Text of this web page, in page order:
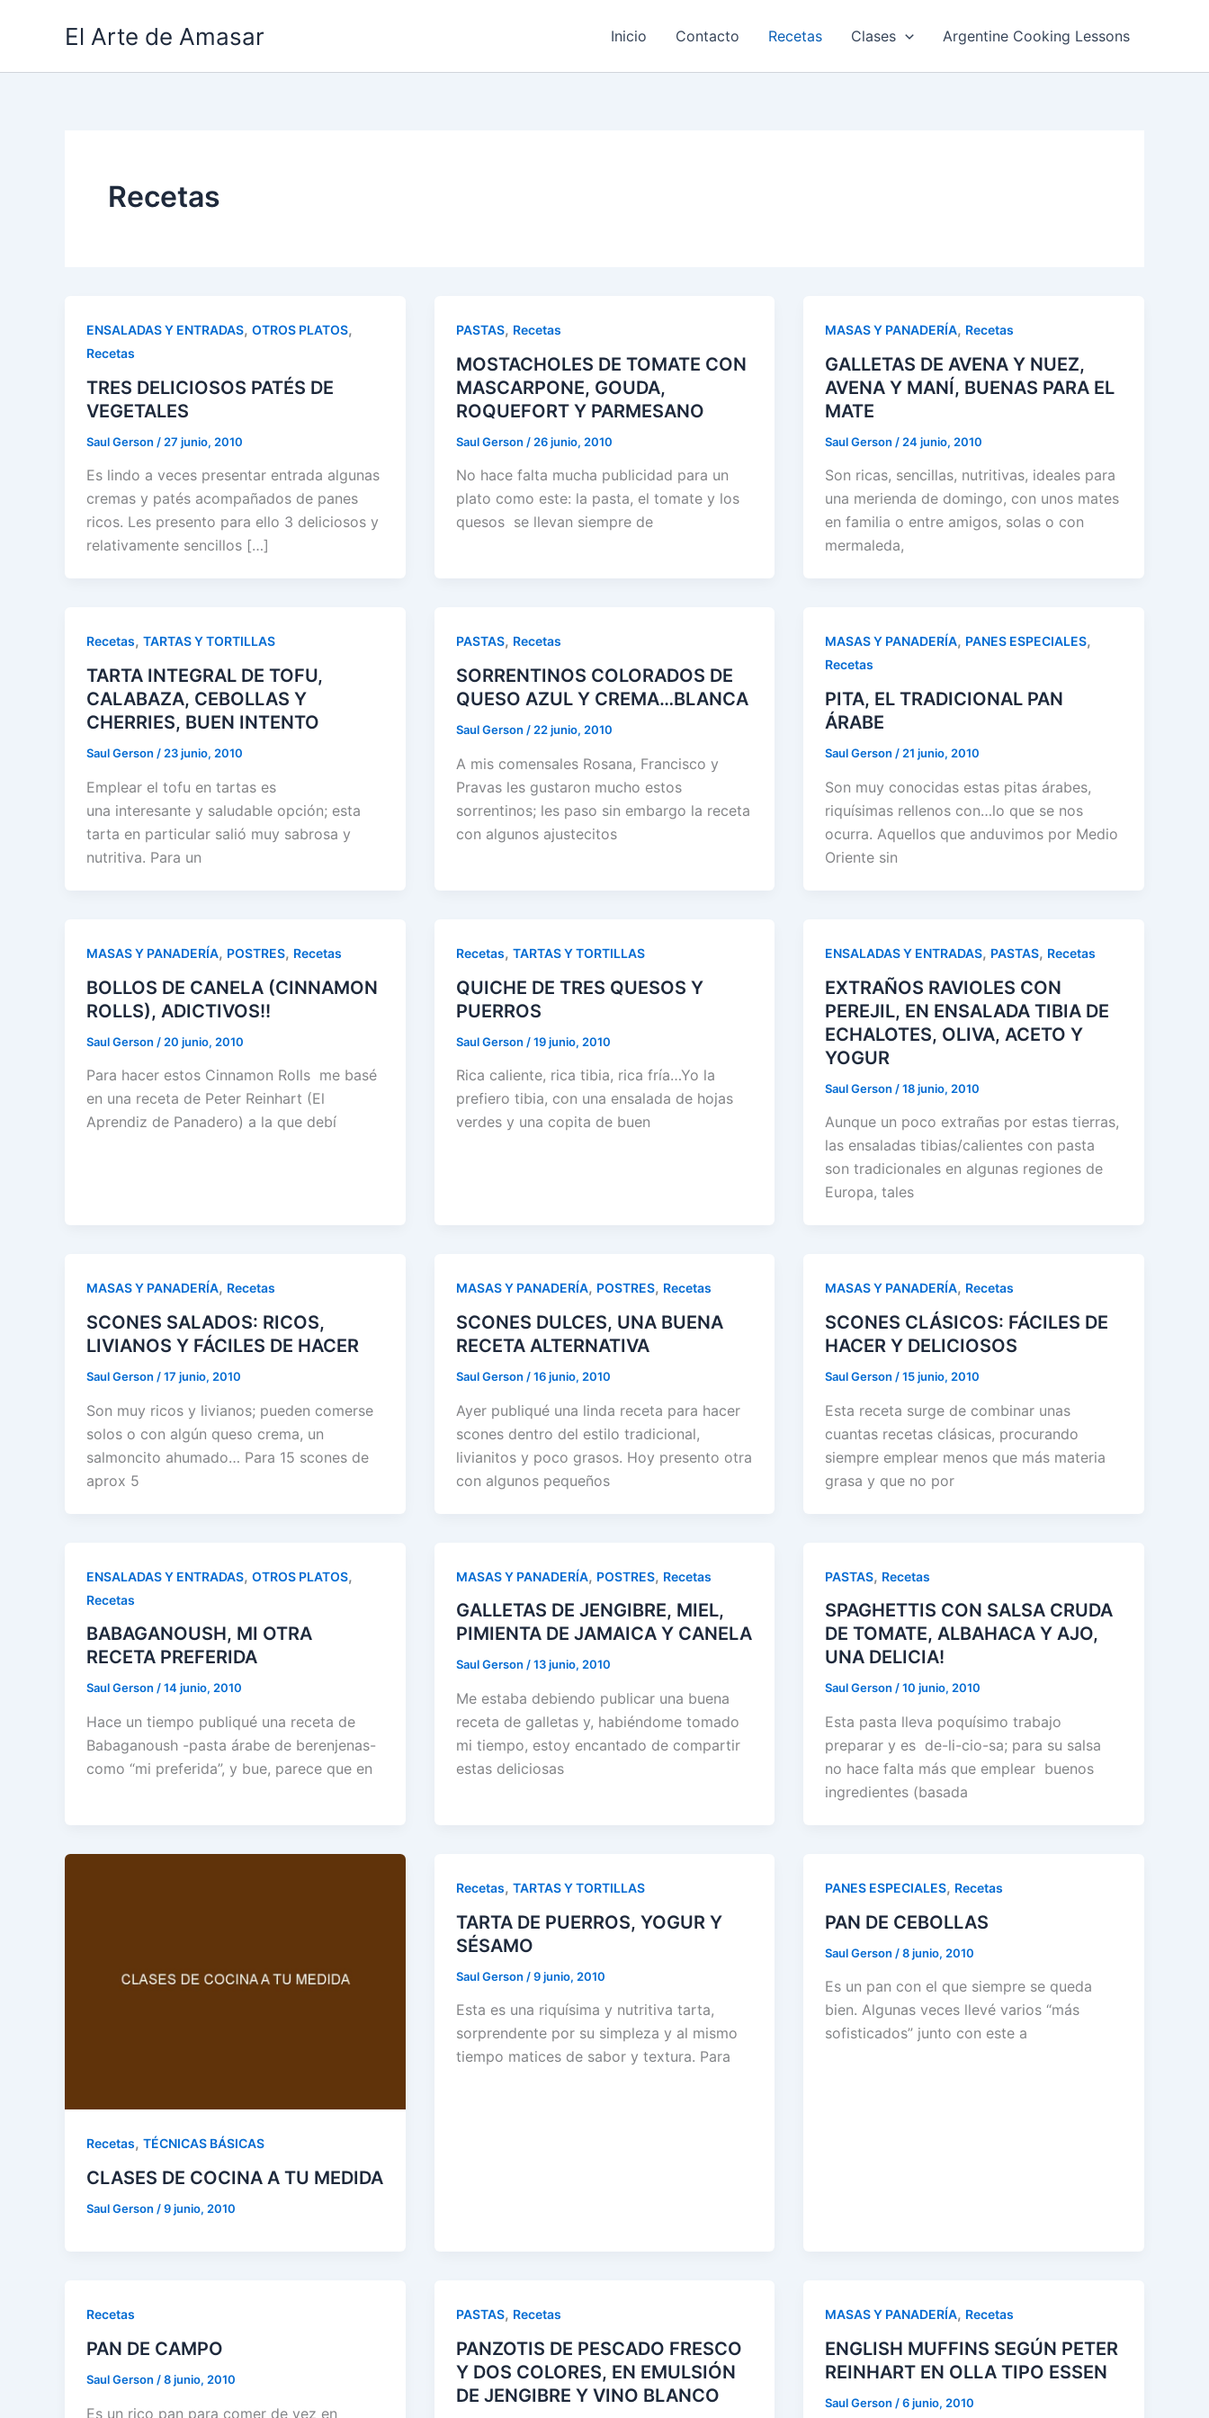
El Arte de Amasar Inicio Contacto Recetas Clases Argentine Cooking Lessons
Recetas
ENSALADAS Y ENTRADAS, OTROS PLATOS,
Recetas
TRES DELICIOSOS PATÉS DE
VEGETALES
Saul Gerson / 27 junio, 2010
Es lindo a veces presentar entrada algunas
cremas y patés acompañados de panes
ricos. Les presento para ello 3 deliciosos y
relativamente sencillos […]
PASTAS, Recetas
MOSTACHOLES DE TOMATE CON
MASCARPONE, GOUDA,
ROQUEFORT Y PARMESANO
Saul Gerson / 26 junio, 2010
No hace falta mucha publicidad para un
plato como este: la pasta, el tomate y los
quesos se llevan siempre de
MASAS Y PANADERÍA, Recetas
GALLETAS DE AVENA Y NUEZ,
AVENA Y MANÍ, BUENAS PARA EL
MATE
Saul Gerson / 24 junio, 2010
Son ricas, sencillas, nutritivas, ideales para
una merienda de domingo, con unos mates
en familia o entre amigos, solas o con
mermaleda,
Recetas, TARTAS Y TORTILLAS
TARTA INTEGRAL DE TOFU,
CALABAZA, CEBOLLAS Y
CHERRIES, BUEN INTENTO
Saul Gerson / 23 junio, 2010
Emplear el tofu en tartas es
una interesante y saludable opción; esta
tarta en particular salió muy sabrosa y
nutritiva. Para un
PASTAS, Recetas
SORRENTINOS COLORADOS DE
QUESO AZUL Y CREMA…BLANCA
Saul Gerson / 22 junio, 2010
A mis comensales Rosana, Francisco y
Pravas les gustaron mucho estos
sorrentinos; les paso sin embargo la receta
con algunos ajustecitos
MASAS Y PANADERÍA, PANES ESPECIALES,
Recetas
PITA, EL TRADICIONAL PAN
ÁRABE
Saul Gerson / 21 junio, 2010
Son muy conocidas estas pitas árabes,
riquísimas rellenos con…lo que se nos
ocurra. Aquellos que anduvimos por Medio
Oriente sin
MASAS Y PANADERÍA, POSTRES, Recetas
BOLLOS DE CANELA (CINNAMON
ROLLS), ADICTIVOS!!
Saul Gerson / 20 junio, 2010
Para hacer estos Cinnamon Rolls me basé
en una receta de Peter Reinhart (El
Aprendiz de Panadero) a la que debí
Recetas, TARTAS Y TORTILLAS
QUICHE DE TRES QUESOS Y
PUERROS
Saul Gerson /19 junio, 2010
Rica caliente, rica tibia, rica fría…Yo la
prefiero tibia, con una ensalada de hojas
verdes y una copita de buen
ENSALADAS Y ENTRADAS, PASTAS, Recetas
EXTRAÑOS RAVIOLES CON
PEREJIL, EN ENSALADA TIBIA DE
ECHALOTES, OLIVA, ACETO Y
YOGUR
Saul Gerson /18 junio, 2010
Aunque un poco extrañas por estas tierras,
las ensaladas tibias/calientes con pasta
son tradicionales en algunas regiones de
Europa, tales
MASAS Y PANADERÍA, Recetas
SCONES SALADOS: RICOS,
LIVIANOS Y FÁCILES DE HACER
Saul Gerson /17 junio, 2010
Son muy ricos y livianos; pueden comerse
solos o con algún queso crema, un
salmoncito ahumado… Para 15 scones de
aprox 5
MASAS Y PANADERÍA, POSTRES, Recetas
SCONES DULCES, UNA BUENA
RECETA ALTERNATIVA
Saul Gerson /16 junio, 2010
Ayer publiqué una linda receta para hacer
scones dentro del estilo tradicional,
livianitos y poco grasos. Hoy presento otra
con algunos pequeños
MASAS Y PANADERÍA, Recetas
SCONES CLÁSICOS: FÁCILES DE
HACER Y DELICIOSOS
Saul Gerson /15 junio, 2010
Esta receta surge de combinar unas
cuantas recetas clásicas, procurando
siempre emplear menos que más materia
grasa y que no por
ENSALADAS Y ENTRADAS, OTROS PLATOS,
Recetas
BABAGANOUSH, MI OTRA
RECETA PREFERIDA
Saul Gerson /14 junio, 2010
Hace un tiempo publiqué una receta de
Babaganoush -pasta árabe de berenjenas-
como “mi preferida”, y bue, parece que en
MASAS Y PANADERÍA, POSTRES, Recetas
GALLETAS DE JENGIBRE, MIEL,
PIMIENTA DE JAMAICA Y CANELA
Saul Gerson /13 junio, 2010
Me estaba debiendo publicar una buena
receta de galletas y, habiéndome tomado
mi tiempo, estoy encantado de compartir
estas deliciosas
PASTAS, Recetas
SPAGHETTIS CON SALSA CRUDA
DE TOMATE, ALBAHACA Y AJO,
UNA DELICIA!
Saul Gerson/10 junio, 2010
Esta pasta lleva poquísimo trabajo
preparar y es de-li-cio-sa; para su salsa
no hace falta más que emplear buenos
ingredientes (basada
Recetas, TÉCNICAS BÁSICAS
CLASES DE COCINA A TU MEDIDA
Saul Gerson /9 junio, 2010
Recetas, TARTAS Y TORTILLAS
TARTA DE PUERROS, YOGUR Y
SÉSAMO
Saul Gerson /9 junio, 2010
Esta es una riquísima y nutritiva tarta,
sorprendente por su simpleza y al mismo
tiempo matices de sabor y textura. Para
PANES ESPECIALES, Recetas
PAN DE CEBOLLAS
Saul Gerson /8 junio, 2010
Es un pan con el que siempre se queda
bien. Algunas veces llevé varios “más
sofisticados” junto con este a
Recetas
PAN DE CAMPO
Saul Gerson /8 junio, 2010
Es un rico pan para comer de vez en
PASTAS, Recetas
PANZOTIS DE PESCADO FRESCO
Y DOS COLORES, EN EMULSIÓN
DE JENGIBRE Y VINO BLANCO
MASAS Y PANADERÍA, Recetas
ENGLISH MUFFINS SEGÚN PETER
REINHART EN OLLA TIPO ESSEN
Saul Gerson /6 junio, 2010